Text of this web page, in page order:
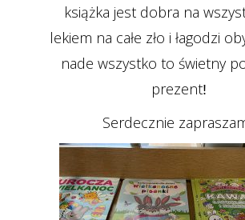
książka jest dobra na
lekiem na całe zło i łagodzi
nade wszystko to świetny
prezentǃ
Serdecznie